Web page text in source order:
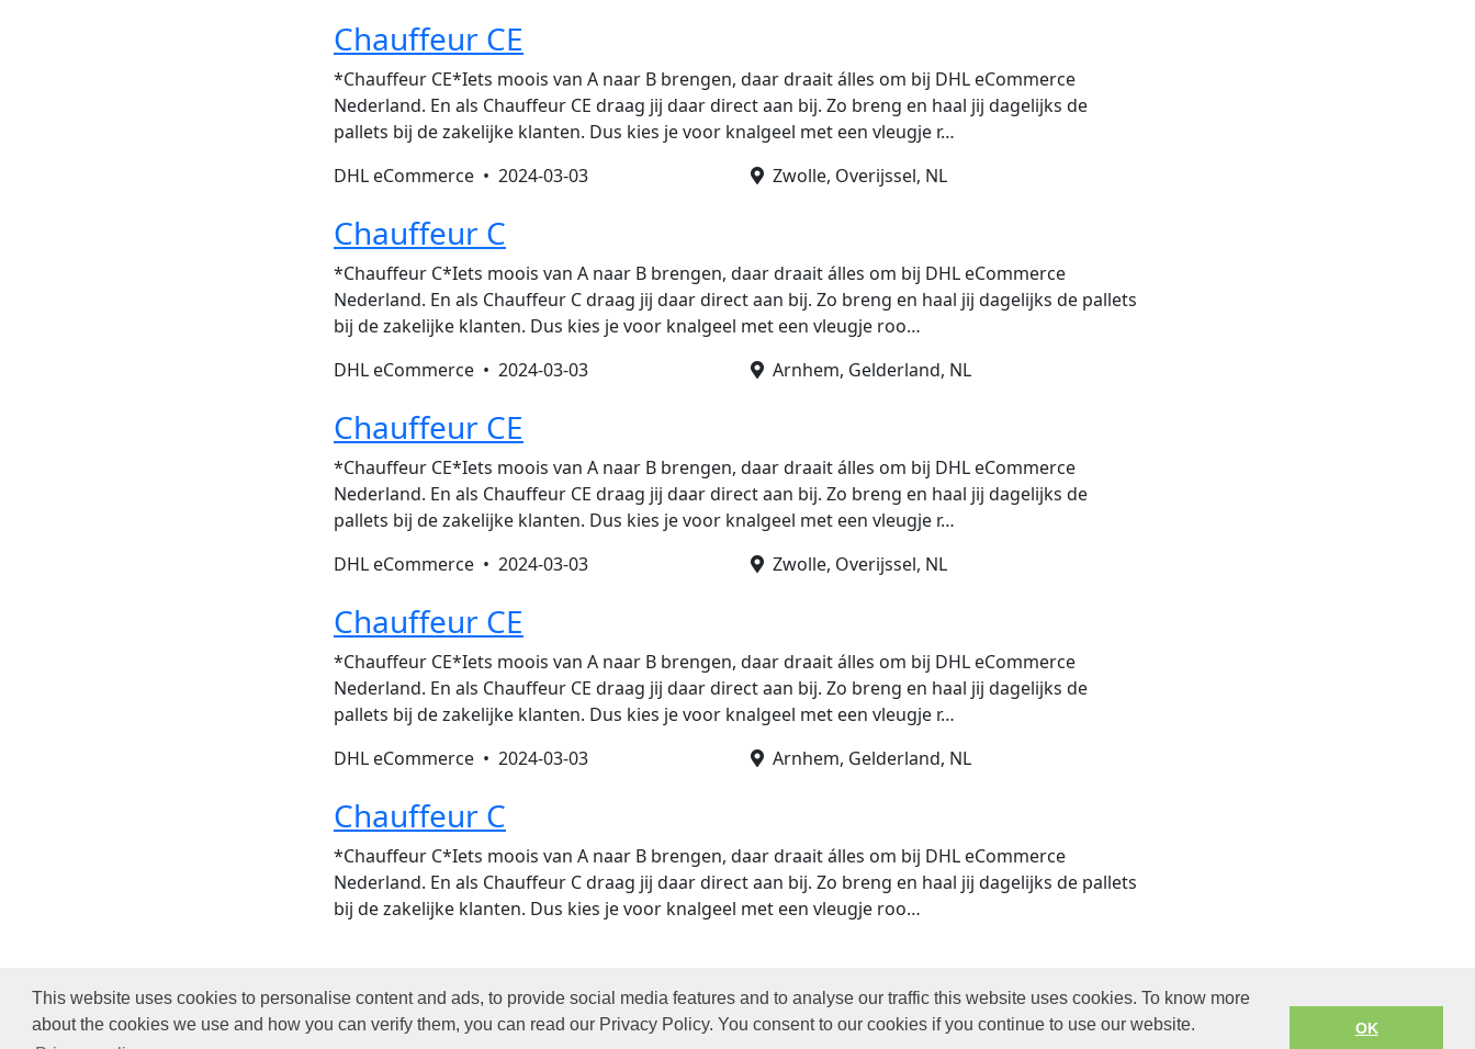
This website uses cookies to personalise content and ads, to provide social media features and to analyse our traffic this website uses cookies. To know more
about the cookies we use and how you can verify them, you can read our Privacy Policy. You consent to our cookies if you continue to use our website.
OK
Chauffeur CE
*Chauffeur CE*Iets moois van A naar B brengen, daar draait álles om bij DHL eCommerce
Nederland. En als Chauffeur CE draag jij daar direct aan bij. Zo breng en haal jij dagelijks de
pallets bij de zakelijke klanten. Dus kies je voor knalgeel met een vleugje r…
DHL eCommerce • 2024-03-03 Zwolle, Overijssel, NL
Chauffeur C
*Chauffeur C*Iets moois van A naar B brengen, daar draait álles om bij DHL eCommerce
Nederland. En als Chauffeur C draag jij daar direct aan bij. Zo breng en haal jij dagelijks de pallets
bij de zakelijke klanten. Dus kies je voor knalgeel met een vleugje roo…
DHL eCommerce • 2024-03-03 Arnhem, Gelderland, NL
Chauffeur CE
*Chauffeur CE*Iets moois van A naar B brengen, daar draait álles om bij DHL eCommerce
Nederland. En als Chauffeur CE draag jij daar direct aan bij. Zo breng en haal jij dagelijks de
pallets bij de zakelijke klanten. Dus kies je voor knalgeel met een vleugje r…
DHL eCommerce • 2024-03-03 Zwolle, Overijssel, NL
Chauffeur CE
*Chauffeur CE*Iets moois van A naar B brengen, daar draait álles om bij DHL eCommerce
Nederland. En als Chauffeur CE draag jij daar direct aan bij. Zo breng en haal jij dagelijks de
pallets bij de zakelijke klanten. Dus kies je voor knalgeel met een vleugje r…
DHL eCommerce • 2024-03-03 Arnhem, Gelderland, NL
Chauffeur C
*Chauffeur C*Iets moois van A naar B brengen, daar draait álles om bij DHL eCommerce
Nederland. En als Chauffeur C draag jij daar direct aan bij. Zo breng en haal jij dagelijks de pallets
bij de zakelijke klanten. Dus kies je voor knalgeel met een vleugje roo…
Contact
Over ons
Gebruikersvoorwaarden
© 2026 by Jobiterra.com. All